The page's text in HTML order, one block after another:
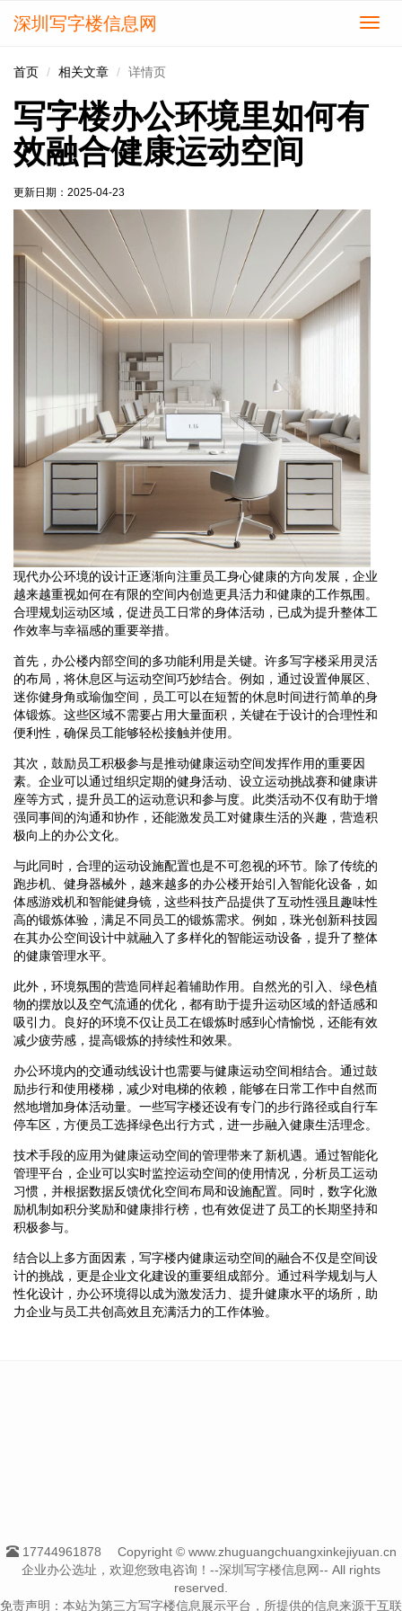
切
深圳写字楼信息网
首页 相关文章 详情页
写字楼办公环境里如何有
效融合健康运动空间
更新日期： 2025-04-23
现代办公环境的设计正逐渐向注重员工身心健康的方向发展，企业
越来越重视如何在有限的空间内创造更具活力和健康的工作氛围。
合理规划运动区域，促进员工日常的身体活动，已成为提升整体工
作效率与幸福感的重要举措。
首先，办公楼内部空间的多功能利用是关键。许多写字楼采用灵活
的布局，将休息区与运动空间巧妙结合。例如，通过设置伸展区、
迷你健身角或瑜伽空间，员工可以在短暂的休息时间进行简单的身
体锻炼。这些区域不需要占用大量面积，关键在于设计的合理性和
便利性，确保员工能够轻松接触并使用。
其次，鼓励员工积极参与是推动健康运动空间发挥作用的重要因
素。企业可以通过组织定期的健身活动、设立运动挑战赛和健康讲
座等方式，提升员工的运动意识和参与度。此类活动不仅有助于增
强同事间的沟通和协作，还能激发员工对健康生活的兴趣，营造积
极向上的办公文化。
与此同时，合理的运动设施配置也是不可忽视的环节。除了传统的
跑步机、健身器械外，越来越多的办公楼开始引入智能化设备，如
体感游戏机和智能健身镜，这些科技产品提供了互动性强且趣味性
高的锻炼体验，满足不同员工的锻炼需求。例如，珠光创新科技园
在其办公空间设计中就融入了多样化的智能运动设备，提升了整体
的健康管理水平。
此外，环境氛围的营造同样起着辅助作用。自然光的引入、绿色植
物的摆放以及空气流通的优化，都有助于提升运动区域的舒适感和
吸引力。良好的环境不仅让员工在锻炼时感到心情愉悦，还能有效
减少疲劳感，提高锻炼的持续性和效果。
办公环境内的交通动线设计也需要与健康运动空间相结合。通过鼓
励步行和使用楼梯，减少对电梯的依赖，能够在日常工作中自然而
然地增加身体活动量。一些写字楼还设有专门的步行路径或自行车
停车区，方便员工选择绿色出行方式，进一步融入健康生活理念。
技术手段的应用为健康运动空间的管理带来了新机遇。通过智能化
管理平台，企业可以实时监控运动空间的使用情况，分析员工运动
习惯，并根据数据反馈优化空间布局和设施配置。同时，数字化激
励机制如积分奖励和健康排行榜，也有效促进了员工的长期坚持和
积极参与。
结合以上多方面因素，写字楼内健康运动空间的融合不仅是空间设
计的挑战，更是企业文化建设的重要组成部分。通过科学规划与人
性化设计，办公环境得以成为激发活力、提升健康水平的场所，助
力企业与员工共创高效且充满活力的工作体验。
17744961878
Copyright © www.zhuguangchuangxinkejiyuan.cn
企业办公选址，欢迎您致电咨询！--深圳写字楼信息网-- All rights
reserved.
免责声明：本站为第三方写字楼信息展示平台，所提供的信息来源于互联